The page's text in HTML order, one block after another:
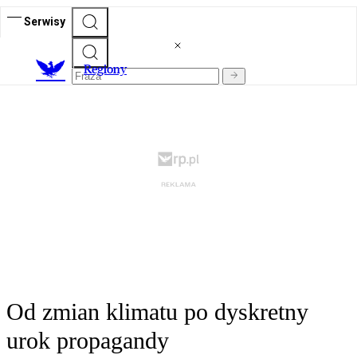
Serwisy
Regiony
Od zmian klimatu po dyskretny
urok propagandy